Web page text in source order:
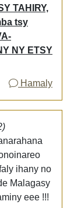
TAHIRY,
tsy
NY ETSY
Hamaly
ihany no
Malagasy
eee !!!